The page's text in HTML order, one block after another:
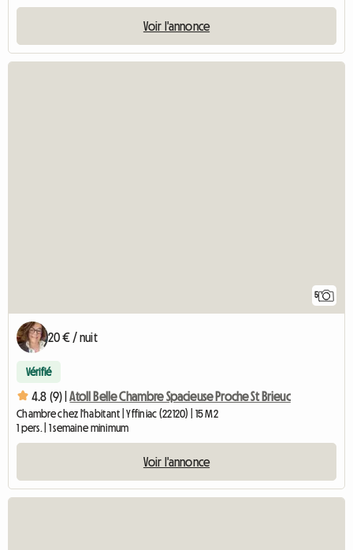
Voir l'annonce
5
20 € / nuit
Vérifié
4.8 (9) | Atoll Belle Chambre Spacieuse Proche St Brieuc
Chambre chez l'habitant | Yffiniac (22120) | 15 M2
1 pers. | 1 semaine minimum
Voir l'annonce